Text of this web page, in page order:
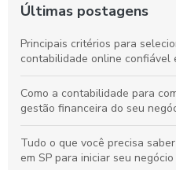
Últimas postagens
Principais critérios para
contabilidade online confiável
Como a contabilidade para
gestão financeira do seu
Tudo o que você precisa
em SP para iniciar seu